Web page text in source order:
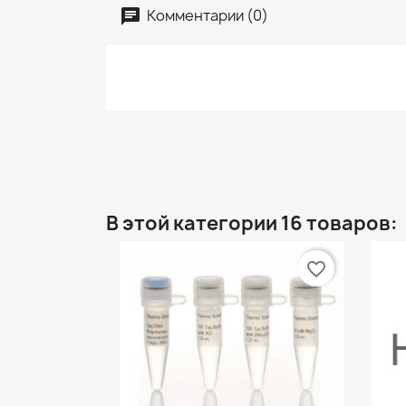
Комментарии (0)
В этой категории 16 товаров:
favorite_border